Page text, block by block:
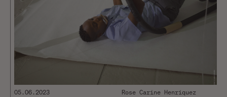
05.06.2023 Rose Carine Henriquez